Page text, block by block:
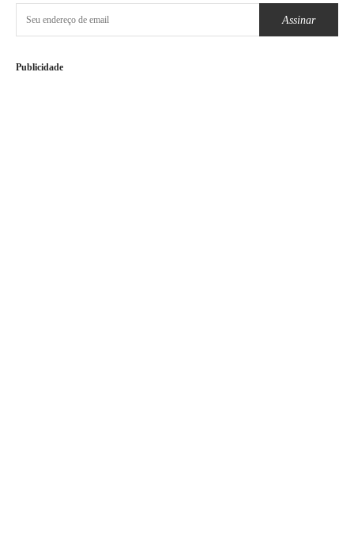
Assinar
Publicidade